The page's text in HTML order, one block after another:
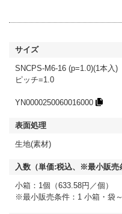
SNCPS-M6-16 (p=1.0)(1本入)
ピッチ=1.0
YN0000250060016000
生地(素材)
小箱：1個（633.58円／個）
※最小販売条件：1 小箱・袋～